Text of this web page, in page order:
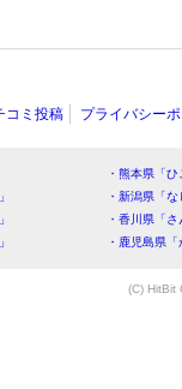
コミ投稿 プライバシー
・熊本県「
・新潟県「
・香川県「
・鹿児島県
(C) HitBit